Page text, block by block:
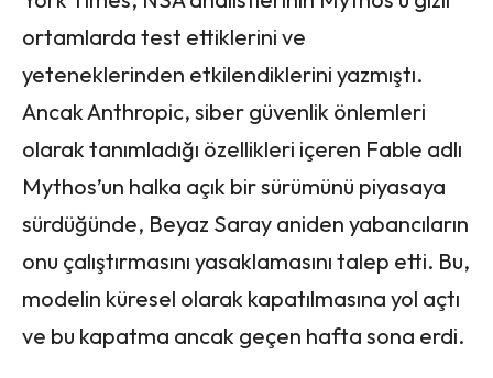
ortamlarda test ettiklerini ve
yeteneklerinden etkilendiklerini yazmıştı.
Ancak Anthropic, siber güvenlik önlemleri
olarak tanımladığı özellikleri içeren Fable adlı
Mythos’un halka açık bir sürümünü piyasaya
sürdüğünde, Beyaz Saray aniden yabancıların
onu çalıştırmasını yasaklamasını talep etti. Bu,
modelin küresel olarak kapatılmasına yol açtı
ve bu kapatma ancak geçen hafta sona erdi.